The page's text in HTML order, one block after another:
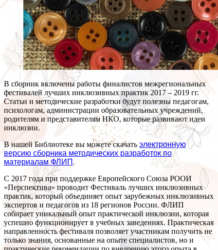
В сборник включены работы финалистов межрегиональных
фестивалей лучших инклюзивных практик 2017 – 2019 гг.
Статьи и методические разработки будут полезны педагогам,
психологам, администрации образовательных учреждений,
родителям и представителям НКО, которые развивают идеи
инклюзии.
В нашей Библиотеке вы можете скачать электронную
версию сборника методических разработок по
материалам ФЛИП .
С 2017 года при поддержке Европейского Союза РООИ
«Перспектива» проводит Фестиваль лучших инклюзивных
практик, который объединяет опыт зарубежных инклюзивных
экспертов и педагогов из 18 регионов России. ФЛИП
собирает уникальный опыт практической инклюзии, которая
успешно функционирует в учебных заведениях. Практическая
направленность фестиваля позволяет участникам получить не
только знания, основанные на опыте специалистов, но и